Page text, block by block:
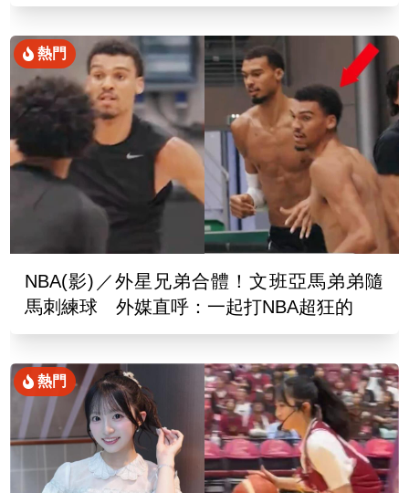
熱門
NBA(影)／外星兄弟合體！文班亞馬弟弟隨
馬刺練球 外媒直呼：一起打NBA超狂的
熱門